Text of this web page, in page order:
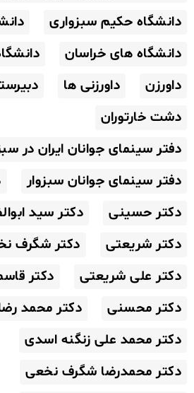
دانشگاه حکیم سبزواری
دانشگاه های خراسان
داورزن
داورزنی ها
دشت خارتوران
دفتر سینمای جوانان ایران در
دفتر سینمای جوانان سبزوار
دکتر حسینی
دکتر سید
دکتر شریعتی
دکتر شگرف
دکتر علی شریعتی
دکتر
دکتر محسنی
دکتر محمد
دکتر محمد علی زنگنه اسدی
دکتر محمدرضا شگرف نخعی